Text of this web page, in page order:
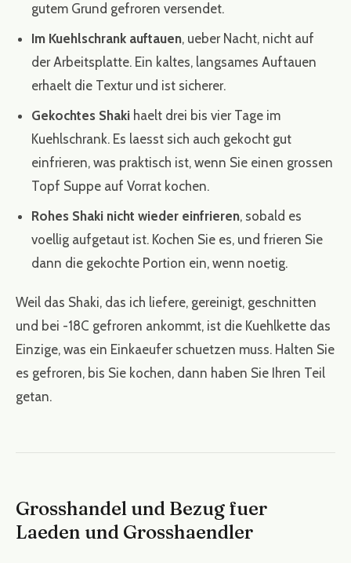
gutem Grund gefroren versendet.
Im Kuehlschrank auftauen, ueber Nacht, nicht auf
der Arbeitsplatte. Ein kaltes, langsames Auftauen
erhaelt die Textur und ist sicherer.
Gekochtes Shaki haelt drei bis vier Tage im
Kuehlschrank. Es laesst sich auch gekocht gut
einfrieren, was praktisch ist, wenn Sie einen grossen
Topf Suppe auf Vorrat kochen.
Rohes Shaki nicht wieder einfrieren, sobald es
voellig aufgetaut ist. Kochen Sie es, und frieren Sie
dann die gekochte Portion ein, wenn noetig.
Weil das Shaki, das ich liefere, gereinigt, geschnitten
und bei -18C gefroren ankommt, ist die Kuehlkette das
Einzige, was ein Einkaeufer schuetzen muss. Halten Sie
es gefroren, bis Sie kochen, dann haben Sie Ihren Teil
getan.
Grosshandel und Bezug fuer
Laeden und Grosshaendler